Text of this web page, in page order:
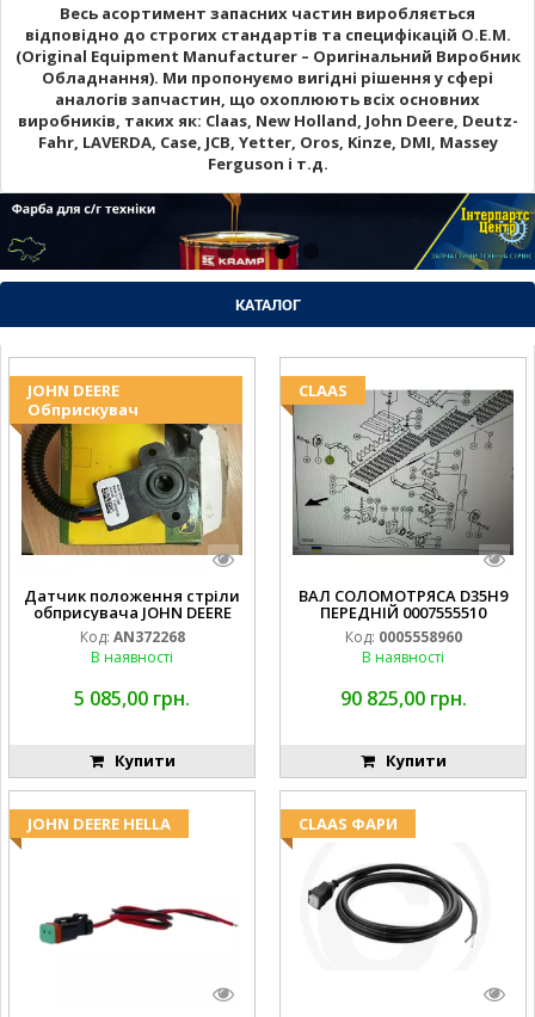
Весь асортимент запасних частин виробляється
відповідно до строгих стандартів та специфікацій O.E.M.
(Original Equipment Manufacturer – Оригінальний Виробник
Обладнання). Ми пропонуємо вигідні рішення у сфері
аналогів запчастин, що охоплюють всіх основних
виробників, таких як: Claas, New Holland, John Deere, Deutz-
Fahr, LAVERDA, Case, JCB, Yetter, Oros, Kinze, DMI, Massey
Ferguson і т.д.
КАТАЛОГ
JOHN DEERE
Обприскувач
Датчик положення стріли
обприсувача JOHN DEERE
Код: AN372268
В наявності
5 085,00 грн.
Купити
CLAAS
ВАЛ СОЛОМОТРЯСА D35H9
ПЕРЕДНІЙ 0007555510
Код: 0005558960
В наявності
90 825,00 грн.
Купити
JOHN DEERE HELLA CLAAS ФАРИ